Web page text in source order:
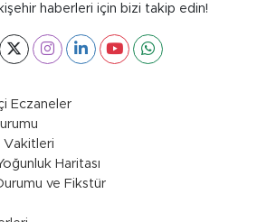
haberleri için bizi takip edin!
Eczaneler
Vakitleri
Haritası
ve Fikstür